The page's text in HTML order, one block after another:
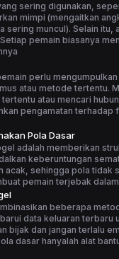
sering digunakan,
mimpi (mengaitkan
muncul). Selain itu,
pemain biasanya
perlu
atau metode tertentu.
atau mencari
pengamatan terhadap
Pola Dasar
adalah memberikan
keberuntungan
acak, sehingga pola tidak
pemain terjebak
beberapa
data keluaran terbaru
bijak dan jangan terlalu
dasar hanyalah alat